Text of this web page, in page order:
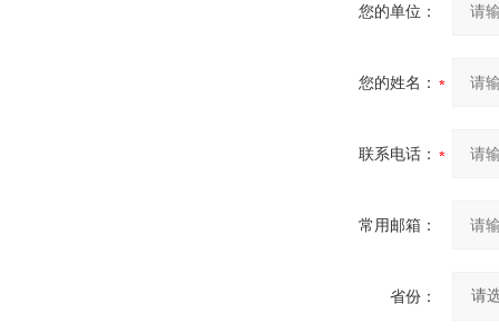
您的单位：
您的姓名：
联系电话：
常用邮箱：
省份：